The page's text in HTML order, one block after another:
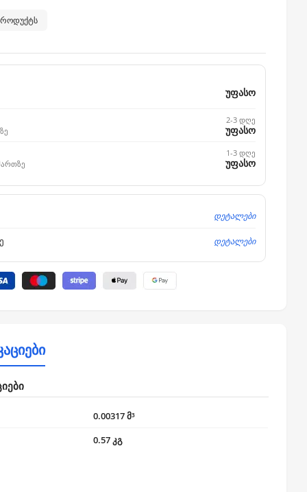
უფასო
2-3 დღე
უფასო
1-3 დღე
უფასო
დეტალები
დეტალები
0.00317 მ³
0.57 კგ